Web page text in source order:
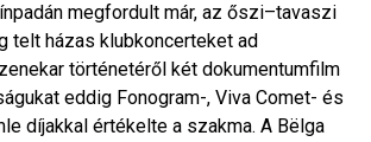
megfordult már, az őszi–tavaszi
telt házas klubkoncerteket ad
történetéről két dokumentumfilm
eddig Fonogram-, Viva Comet- és
díjakkal értékelte a szakma. A Bëlga